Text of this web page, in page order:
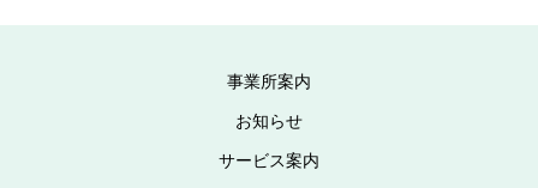
事業所案内
お知らせ
サービス案内